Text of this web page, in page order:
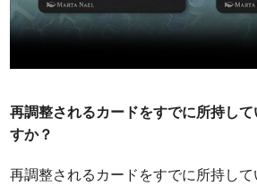
再調整されるカードをすでに所持し
すか？
再調整されるカードをすでに所持して